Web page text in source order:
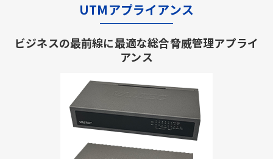
UTMアプライアンス
ビジネスの最前線に最適な総合脅威管理アプライ
アンス